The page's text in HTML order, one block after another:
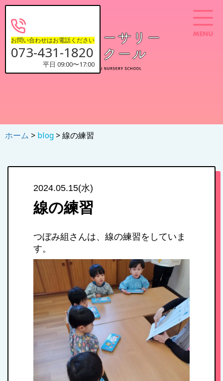
お問い合わせはお電話ください
073-431-1820
平日 09:00〜17:00
ホーム > blog > 線の練習
2024.05.15(水)
線の練習
つぼみ組さんは、線の練習をしていま
す。